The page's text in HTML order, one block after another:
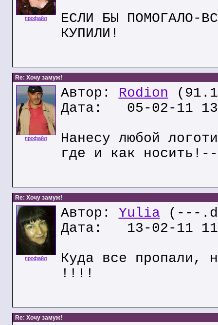
профайл
EСЛИ БЫ ПОМОГАЛО-
КУПИЛИ!
Re: Хочу замуж!
профайл
Автор: Rodion
Дата: 05-02-11
Нанесу любой
где и как
Re: Хочу замуж!
профайл
Автор: Yulia (---
Дата: 13-02-11
Куда все пропали,
!!!!
Re: Хочу замуж!